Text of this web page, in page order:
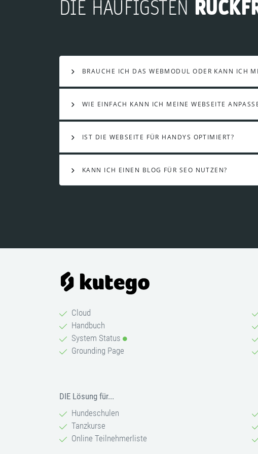
DIE HÄUFIGSTEN
BRAUCHE ICH DAS WEBMODUL ODER KANN ICH
WIE EINFACH KANN ICH MEINE WEBSEITE
IST DIE WEBSEITE FÜR HANDYS OPTIMIERT?
KANN ICH EINEN BLOG FÜR SEO NUTZEN?
Cloud
Handbuch
System Status
Grounding Page
DIE Lösung für...
Hundeschulen
Tanzkurse
Online Teilnehmerliste